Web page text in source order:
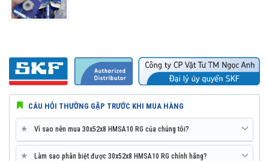
CÂU HỎI THƯỜNG GẶP TRƯỚC KHI MUA HÀNG
★ Vì sao nên mua 30x52x8 HMSA10 RG của chúng tôi?
★ Làm sao phân biệt được 30x52x8 HMSA10 RG chính hãng?